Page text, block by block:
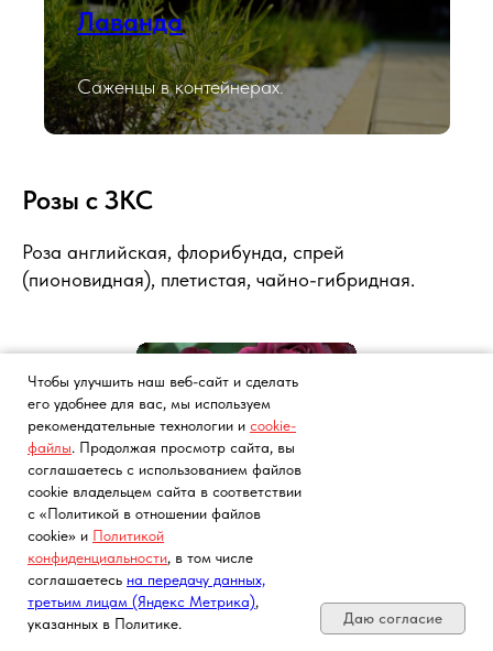
Лаванда
Саженцы в контейнерах.
Розы с ЗКС
Роза английская, флорибунда, спрей
(пионовидная), плетистая, чайно-гибридная.
Роза английская
Подробнее
Чтобы улучшить наш веб-сайт и сделать
его удобнее для вас, мы используем
рекомендательные технологии и cookie-
файлы. Продолжая просмотр сайта, вы
соглашаетесь с использованием файлов
cookie владельцем сайта в соответствии
с «Политикой в отношении файлов
cookie» и Политикой
конфиденциальности, в том числе
соглашаетесь на передачу данных,
третьим лицам (Яндекс Метрика),
указанных в Политике.
Даю согласие